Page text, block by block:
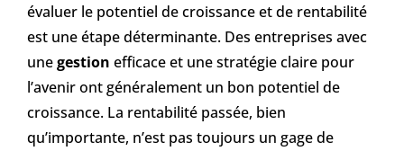
évaluer le potentiel de croissance et de rentabilité
est une étape déterminante. Des entreprises avec
unegestion efficace et une stratégie claire pour
l’avenir ont généralement un bon potentiel de
croissance. La rentabilité passée, bien
qu’importante, n’est pas toujours un gage de